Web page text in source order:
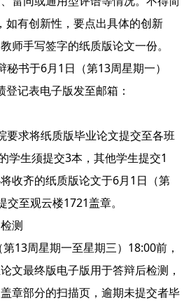
如有创新性，要点出具体的创新
师手写签字的纸质版论文一份。
秘书于6月1日（第13周星期一）
记表电子版发至邮箱：
要求将纸质版毕业论文提交至各班
学生须提交3本，其他学生提交1
收齐的纸质版论文于6月1日（第
至观云楼1721盖章。
测
13周星期一至星期三）18:00前，
文最终版电子版用于答辩后检测，
章部分的扫描页，逾期未提交者毕